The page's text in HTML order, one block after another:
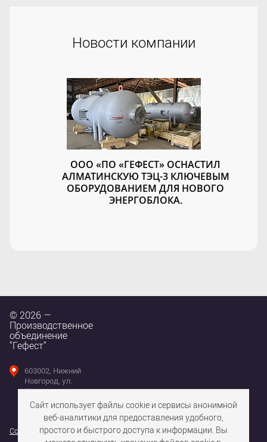
Новости компании
ООО «ПО «ГЕФЕСТ» ОСНАСТИЛ
АЛМАТИНСКУЮ ТЭЦ-3 КЛЮЧЕВЫМ
ОБОРУДОВАНИЕМ ДЛЯ НОВОГО
ЭНЕРГОБЛОКА.
© 2026 —
Производственное
объединение
"Гефест"
603002, Нижний
Новгород, ул.
Интернациональная,
д. 100
Согласие на использование файлов cookie
Сайт использует файлы cookie и сервисы анонимной
веб-аналитики для предоставления удобного,
простого и быстрого доступа к информации. Вы